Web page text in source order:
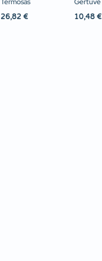
26,82 € 10,48 €